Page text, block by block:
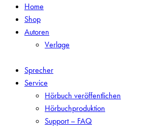
Home
Shop
Autoren
Verlage
Sprecher
Service
Hörbuch veröffentlichen
Hörbuchproduktion
Support – FAQ